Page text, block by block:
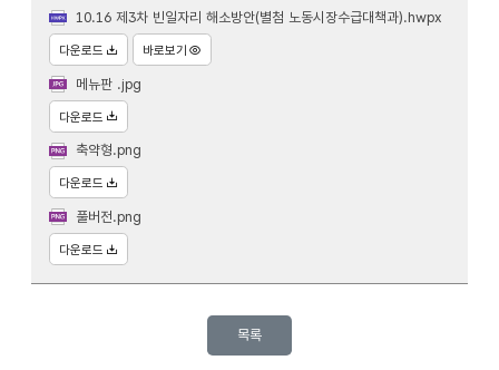
10.16 제3차 빈일자리 해소방안(별첨 노동시장수급대책과).hwpx
다운로드 바로보기
메뉴판 .jpg
다운로드
축약형.png
다운로드
풀버전.png
다운로드
목록